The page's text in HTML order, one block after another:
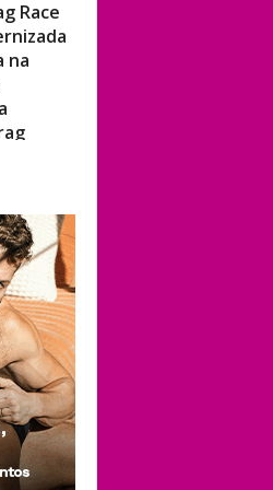
na
por
festa
de